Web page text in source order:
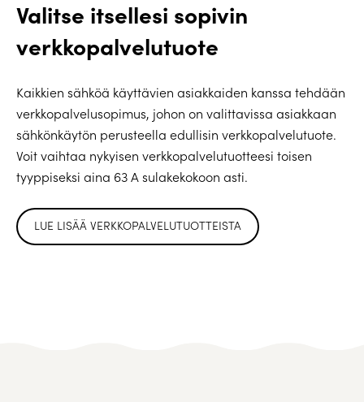
Valitse itsellesi sopivin
verkkopalvelutuote
Kaikkien sähköä käyttävien asiakkaiden kanssa tehdään
verkkopalvelusopimus, johon on valittavissa asiakkaan
sähkönkäytön perusteella edullisin verkkopalvelutuote.
Voit vaihtaa nykyisen verkkopalvelutuotteesi toisen
tyyppiseksi aina 63 A sulakekokoon asti.
LUE LISÄÄ VERKKOPALVELUTUOTTEISTA